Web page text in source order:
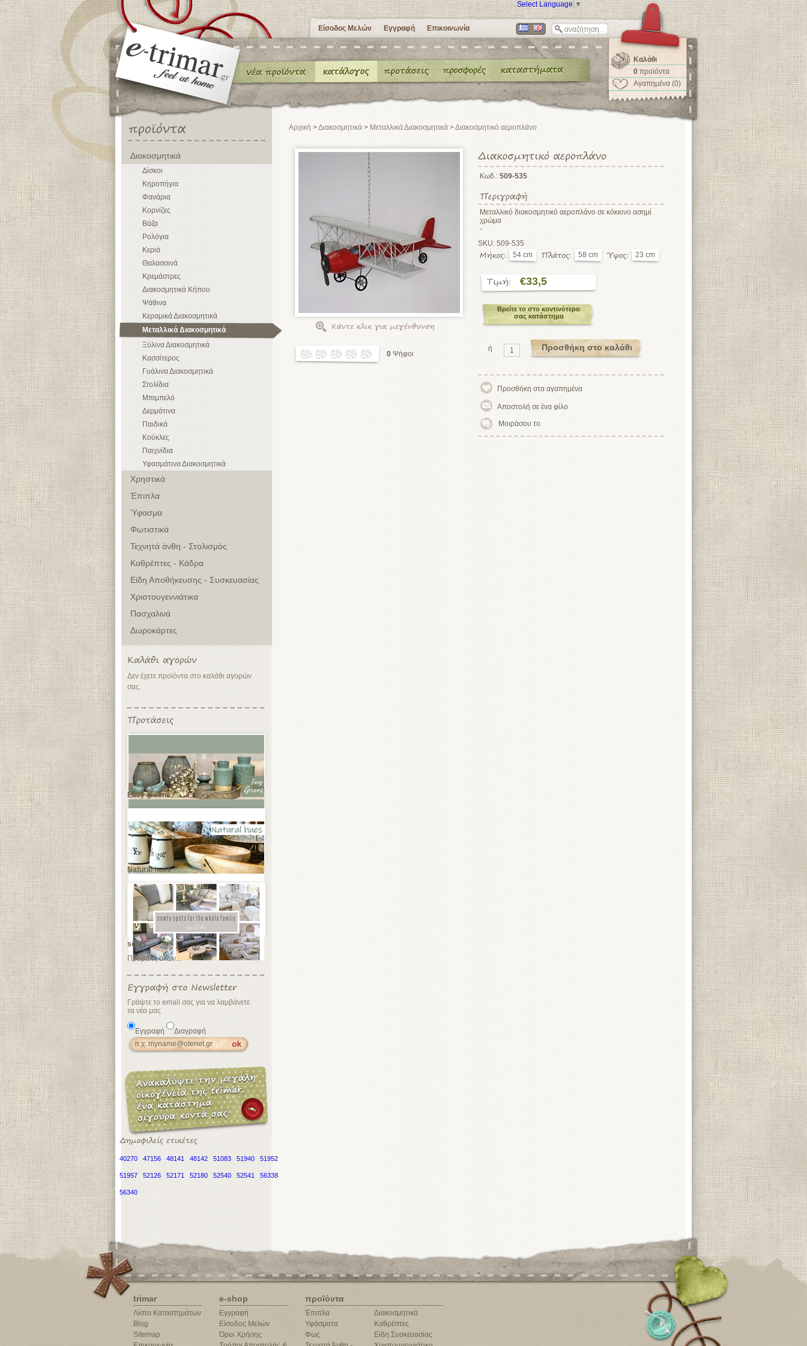
Select Language ▼
Είσοδος Μελών Εγγραφή Επικοινωνία
Καλάθι
0 προϊόντα
Αγαπημένα (0)
Διακοσμητικά
Δίσκοι
Κηροπήγια
Φανάρια
Κορνίζες
Βάζα
Ρολόγια
Κεριά
Θαλασσινά
Κρεμάστρες
Διακοσμητικά Κήπου
Ψάθινα
Κεραμικά Διακοσμητικά
Μεταλλικά Διακοσμητικά
Ξύλινα Διακοσμητικά
Κασσίτερος
Γυάλινα Διακοσμητικά
Στολίδια
Μπιμπελό
Δερμάτινα
Παιδικά
Κούκλες
Παιχνίδια
Υφασμάτινα Διακοσμητικά
Χρηστικά
Έπιπλα
Ύφασμα
Φωτιστικά
Τεχνητά άνθη - Στολισμός
Καθρέπτες - Κάδρα
Είδη Αποθήκευσης - Συσκευασίας
Χριστουγεννιάτικα
Πασχαλινά
Δωροκάρτες
Δεν έχετε προϊόντα στο καλάθι αγορών
σας.
Easy greens
Natural hues
sofas
Προβολή όλων...
Γράψτε το email σας για να λαμβάνετε
τα νέα μας
Εγγραφή Διαγραφή
40270 47156 48141 48142 51083 51940 51952
51957 52126 52171 52180 52540 52541 56338
56340
Αρχική >Διακοσμητικά > Μεταλλικά Διακοσμητικά >Διακοσμητικό αεροπλάνο
0 Ψήφοι
Κωδ.: 509-535
Μεταλλικό διακοσμητικό αεροπλάνο σε κόκκινο ασημί
χρώμα
-
SKU: 509-535
54 cm
58 cm 23 cm
€33,5
Βρείτε το στο κοντινότερο
σας κατάστημα
ή
Μοιράσου το
trimar
Λίστα Καταστημάτων
Blog
Sitemap
e-shop
Εγγραφή
Είσοδος Μελών
Όροι Χρήσης
προϊόντα
Έπιπλα
Υφάσματα
Φως
Διακοσμητικά
Καθρέπτες
Είδη Συσκευασίας